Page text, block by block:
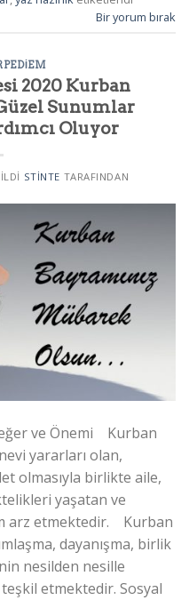
Bir yorum bırak
2020 Kurban
Sunumlar
Oluyor
STINTE TARAFINDAN
ve Önemi Kurban
yararları olan,
olmasıyla birlikte aile,
yaşatan ve
arz etmektedir. Kurban
dayanışma, birlik
nesilden nesille
etmektedir. Sosyal